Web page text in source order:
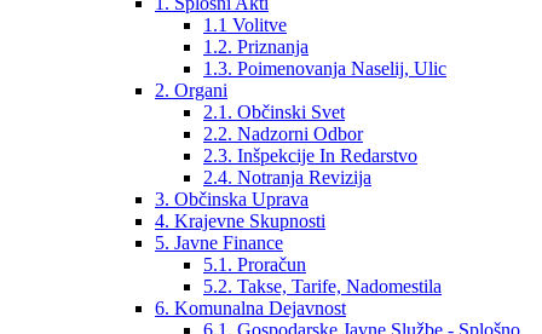
1.1 Volitve
1.2. Priznanja
1.3. Poimenovanja Naselij, Ulic
2. Organi
2.1. Občinski Svet
2.2. Nadzorni Odbor
2.3. Inšpekcije In Redarstvo
2.4. Notranja Revizija
3. Občinska Uprava
4. Krajevne Skupnosti
5. Javne Finance
5.1. Proračun
5.2. Takse, Tarife, Nadomestila
6. Komunalna Dejavnost
6.1. Gospodarske Javne Službe - Splošno